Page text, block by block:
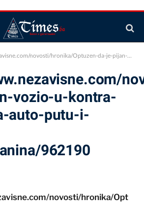
hronika/Optuzen-da-je-pijan-vozio-u-kontra-smjeru-na-auto-putu-i-usmrtio-Prnjavorcanina/962190
vozio-u-kontra-
auto-putu-i-
962190
novosti/hronika/Opt